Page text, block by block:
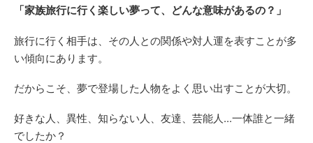
「家族旅行に行く楽しい夢って、どんな意味があるの？」
旅行に行く相手は、その人との関係や対人運を表すことが多
い傾向にあります。
だからこそ、夢で登場した人物をよく思い出すことが大切。
好きな人、異性、知らない人、友達、芸能人...一体誰と一緒
でしたか？